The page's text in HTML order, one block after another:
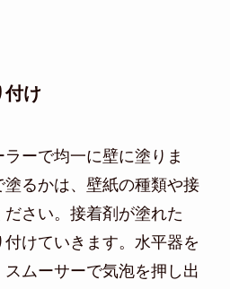
付け
ーで均一に壁に塗りま
るかは、壁紙の種類や接
さい。接着剤が塗れた
けていきます。水平器を
ムーサーで気泡を押し出